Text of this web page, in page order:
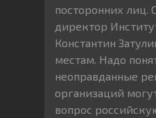
посторонних лиц.
директор
Константин
местам. Надо
неоправданные
организаций
вопрос